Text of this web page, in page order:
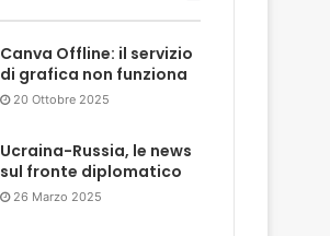
Canva Offline: il servizio
di grafica non funziona
20 Ottobre 2025
Ucraina-Russia, le news
sul fronte diplomatico
26 Marzo 2025